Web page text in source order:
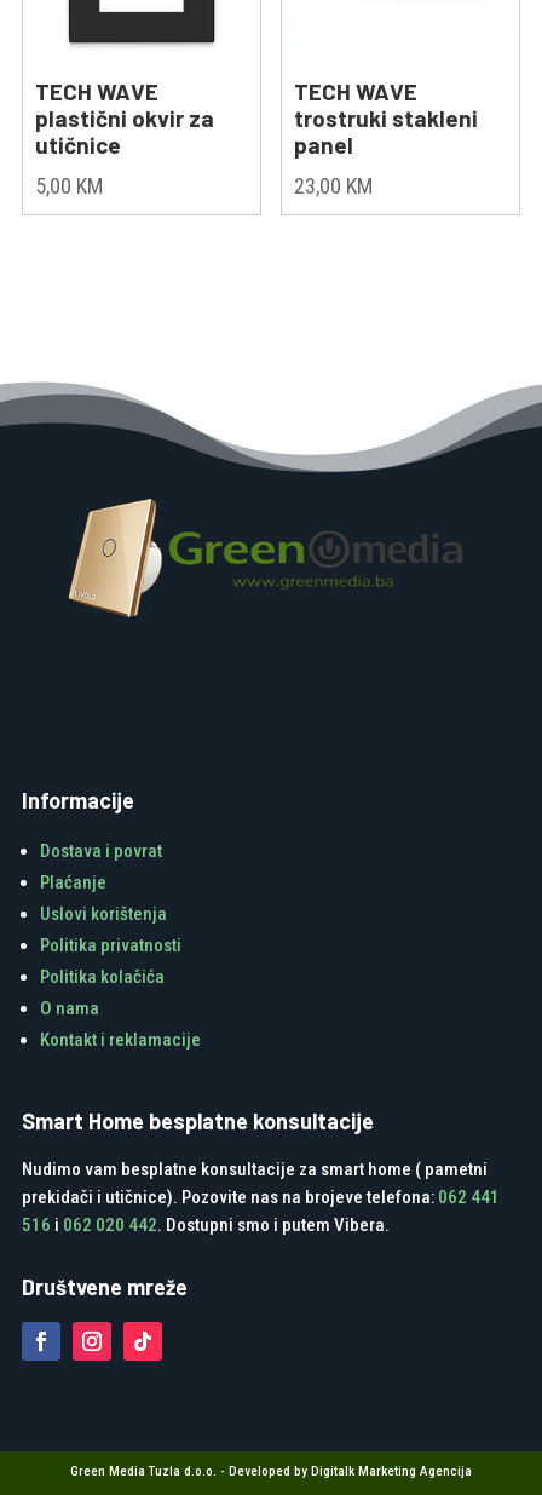
TECH WAVE
plastični okvir za
utičnice
5,00 KM
TECH WAVE
trostruki stakleni
panel
23,00 KM
Informacije
Dostava i povrat
Plaćanje
Uslovi korištenja
Politika privatnosti
Politika kolačića
O nama
Kontakt i reklamacije
Smart Home besplatne konsultacije
Nudimo vam besplatne konsultacije za smart home ( pametni
prekidači i utičnice). Pozovite nas na brojeve telefona: 062 441
516 i 062 020 442. Dostupni smo i putem Vibera.
Društvene mreže
Green Media Tuzla d.o.o. - Developed by Digitalk Marketing Agencija